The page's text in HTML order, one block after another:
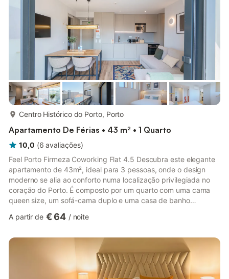
Centro Histórico do Porto, Porto
Apartamento De Férias • 43 m² • 1 Quarto
10,0 (6 avaliações)
Feel Porto Firmeza Coworking Flat 4.5 Descubra este elegante
apartamento de 43m², ideal para 3 pessoas, onde o design
moderno se alia ao conforto numa localização privilegiada no
coração do Porto. É composto por um quarto com uma cama
queen size, um sofá-cama duplo e uma casa de banho
Este apartamento foi pensado para acolher tanto casais como
tornando-o ideal para quem viaja com bebés Conforto e Estilo
Este apartamento oferece um ambiente acolhedor e sofisticado,
A partir de € 64 / noite